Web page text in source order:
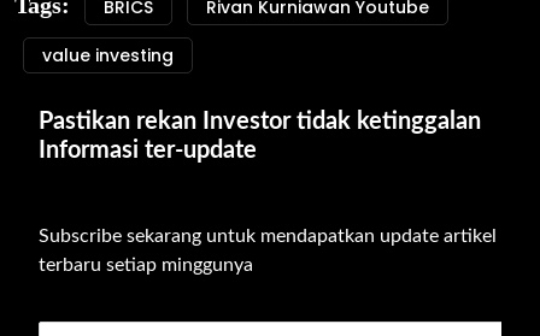
BRICS
Rivan Kurniawan Youtube
value investing
Pastikan rekan Investor tidak ketinggalan
Informasi ter-update
Subscribe sekarang untuk mendapatkan update artikel
terbaru setiap minggunya